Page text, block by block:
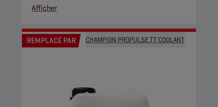
Afficher
REMPLACÉ PAR CHAMPION PROPULSE TT COOLANT